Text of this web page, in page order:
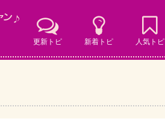
更新トピ 新着トピ 人気トピ